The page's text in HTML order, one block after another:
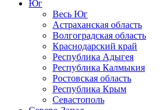
Юг
Весь Юг
Астраханская область
Волгоградская область
Краснодарский край
Республика Адыгея
Республика Калмыкия
Ростовская область
Республика Крым
Севастополь